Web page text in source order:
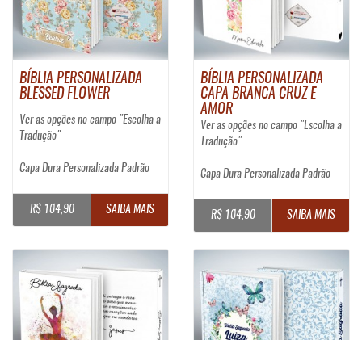
BÍBLIA PERSONALIZADA
BLESSED FLOWER
Ver as opções no campo "Escolha a
Tradução"
Capa Dura Personalizada Padrão
R$ 104,90 SAIBA MAIS
BÍBLIA PERSONALIZADA
CAPA BRANCA CRUZ E
AMOR
Ver as opções no campo "Escolha a
Tradução"
Capa Dura Personalizada Padrão
R$ 104,90 SAIBA MAIS